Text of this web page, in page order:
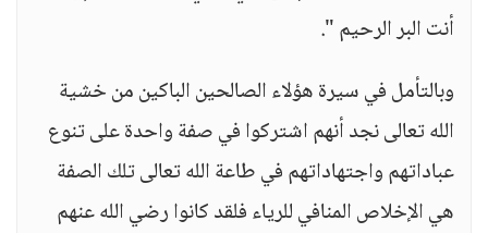
أنت البر الرحيم ".
وبالتأمل في سيرة هؤلاء الصالحين الباكين من خشية
الله تعالى نجد أنهم اشتركوا في صفة واحدة على تنوع
عباداتهم واجتهاداتهم في طاعة الله تعالى تلك الصفة
هي الإخلاص المنافي للرياء فلقد كانوا رضي الله عنهم